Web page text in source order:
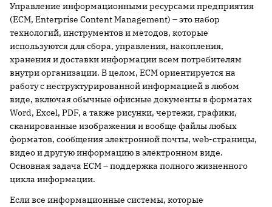
Управление информационными ресурсами предприятия
(ECM, Enterprise Content Management) – это набор
технологий, инструментов и методов, которые
используются для сбора, управления, накопления,
хранения и доставки информации всем потребителям
внутри организации. В целом, ECM ориентируется на
работу с неструктурированной информацией в любом
виде, включая обычные офисные документы в форматах
Word, Excel, PDF, а также рисунки, чертежи, графики,
сканированные изображения и вообще файлы любых
форматов, сообщения электронной почты, web-страницы,
видео и другую информацию в электронном виде.
Основная задача ECM – поддержка полного жизненного
цикла информации.
Если все информационные системы, которые